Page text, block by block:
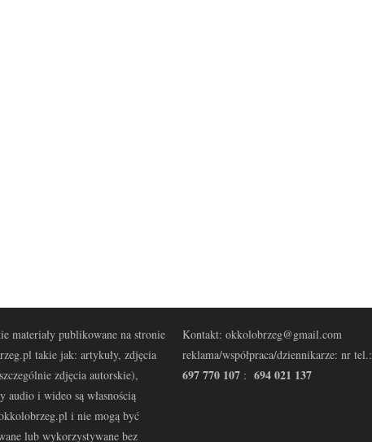
materiały publikowane na stronie
takie jak: artykuły, zdjęcia
zdjęcia autorskie),
audio i wideo są własnością
i nie mogą być
lub wykorzystywane bez
Kontakt: okkolobrzeg@gmail.com
reklama/współpraca/dziennikarze: nr tel.:
697 770 107 : 694 021 137